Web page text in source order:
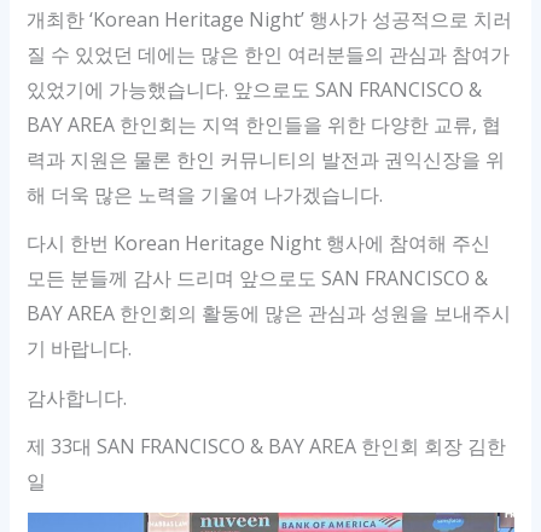
개최한 ‘Korean Heritage Night’ 행사가 성공적으로 치러
질 수 있었던 데에는 많은 한인 여러분들의 관심과 참여가
있었기에 가능했습니다. 앞으로도 SAN FRANCISCO &
BAY AREA 한인회는 지역 한인들을 위한 다양한 교류, 협
력과 지원은 물론 한인 커뮤니티의 발전과 권익신장을 위
해 더욱 많은 노력을 기울여 나가겠습니다.
다시 한번 Korean Heritage Night 행사에 참여해 주신
모든 분들께 감사 드리며 앞으로도 SAN FRANCISCO &
BAY AREA 한인회의 활동에 많은 관심과 성원을 보내주시
기 바랍니다.
감사합니다.
제 33대 SAN FRANCISCO & BAY AREA 한인회 회장 김한
일